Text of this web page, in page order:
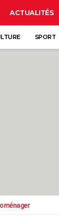
ACTUALITÉS
SPORT